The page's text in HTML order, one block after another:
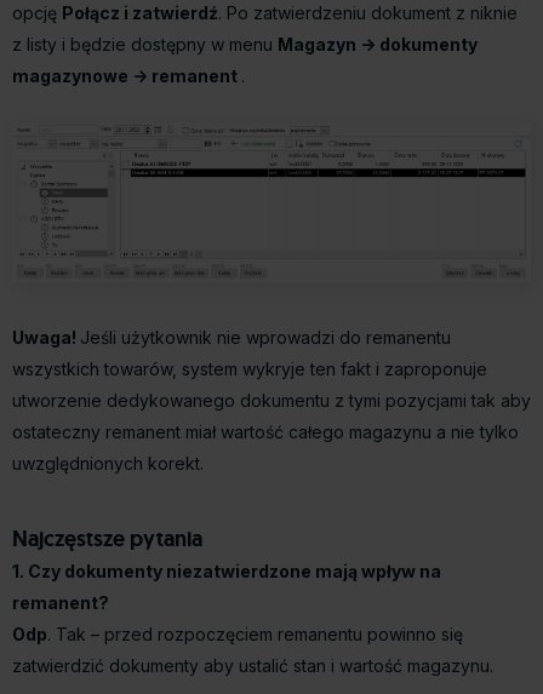
opcję Połącz i zatwierdź. Po zatwierdzeniu dokument z niknie
z listy i będzie dostępny w menu Magazyn -> dokumenty
magazynowe -> remanent .
Uwaga! Jeśli użytkownik nie wprowadzi do remanentu
wszystkich towarów, system wykryje ten fakt i zaproponuje
utworzenie dedykowanego dokumentu z tymi pozycjami tak aby
ostateczny remanent miał wartość całego magazynu a nie tylko
uwzględnionych korekt.
Najczęstsze pytania
1. Czy dokumenty niezatwierdzone mają wpływ na
remanent?
Odp. Tak – przed rozpoczęciem remanentu powinno się
zatwierdzić dokumenty aby ustalić stan i wartość magazynu.